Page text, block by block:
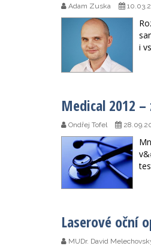
Adam Zuska
i
Medical 2012
Ondřej Tofel
Laserové oční
MUDr. David